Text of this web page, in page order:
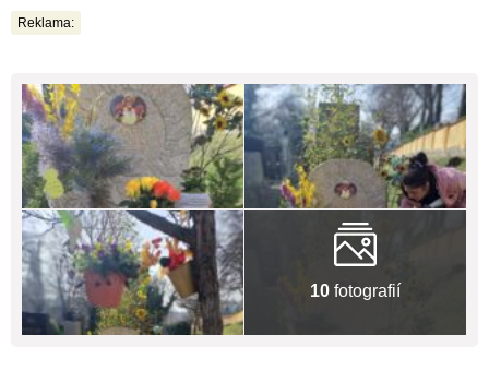
Reklama:
10 fotografií